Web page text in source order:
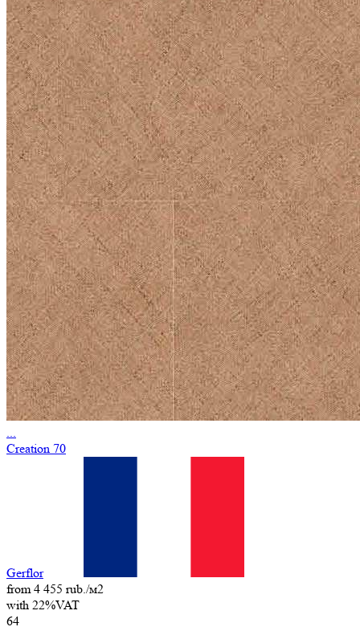
...
Creation 70
Gerflor
from 4 455 rub./м2
with 22%VAT
64